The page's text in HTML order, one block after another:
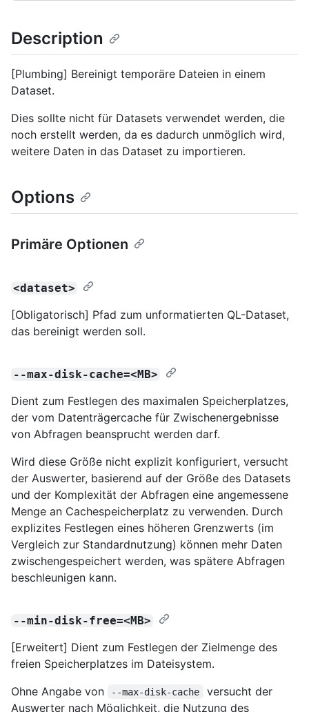
Description
[Plumbing] Bereinigt temporäre Dateien in einem
Dataset.
Dies sollte nicht für Datasets verwendet werden, die
noch erstellt werden, da es dadurch unmöglich wird,
weitere Daten in das Dataset zu importieren.
Options
Primäre Optionen
<dataset>
[Obligatorisch] Pfad zum unformatierten QL-Dataset,
das bereinigt werden soll.
--max-disk-cache=<MB>
Dient zum Festlegen des maximalen Speicherplatzes,
der vom Datenträgercache für Zwischenergebnisse
von Abfragen beansprucht werden darf.
Wird diese Größe nicht explizit konfiguriert, versucht
der Auswerter, basierend auf der Größe des Datasets
und der Komplexität der Abfragen eine angemessene
Menge an Cachespeicherplatz zu verwenden. Durch
explizites Festlegen eines höheren Grenzwerts (im
Vergleich zur Standardnutzung) können mehr Daten
zwischengespeichert werden, was spätere Abfragen
beschleunigen kann.
--min-disk-free=<MB>
[Erweitert] Dient zum Festlegen der Zielmenge des
freien Speicherplatzes im Dateisystem.
Ohne Angabe von
--max-disk-cache
versucht der
Auswerter nach Möglichkeit, die Nutzung des